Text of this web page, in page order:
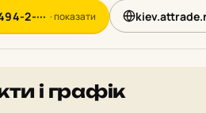
2-··· · показати
і графік